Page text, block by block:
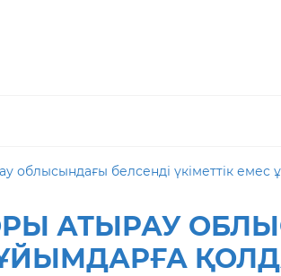
облысындағы белсенді үкіметтік емес
АТЫРАУ